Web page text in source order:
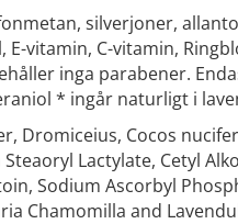
silverjoner,
E-vitamin, C-vitamin,
inga parabener.
* ingår naturligt i
Dromiceius, Cocos
Lactylate, Cetyl
Sodium Ascorbyl
Chamomilla and